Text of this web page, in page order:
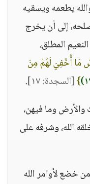
يطعمه ويسقيه
إلى أن يخرج
المطلق،
مَا أُخْفِيَ لَهُمْ مِنْ
}[السجدة: ١٧]
.
والأرض وما فيهن،
الله، وشرفه على
خضع لأوامر الله